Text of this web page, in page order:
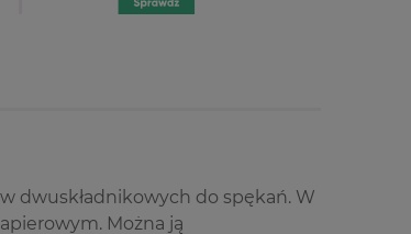
dwuskładnikowych do spękań. W
Można ją